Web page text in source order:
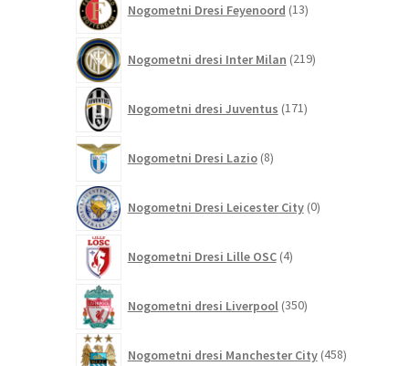
Nogometni Dresi Feyenoord 13izdelkov
Nogometni dresi Inter Milan 219izdelkov
Nogometni dresi Juventus 171izdelkov
Nogometni Dresi Lazio 8izdelkov
Nogometni Dresi Leicester City 0izdelkov
Nogometni Dresi Lille OSC 4izdelki
Nogometni dresi Liverpool 350izdelkov
Nogometni dresi Manchester City 458